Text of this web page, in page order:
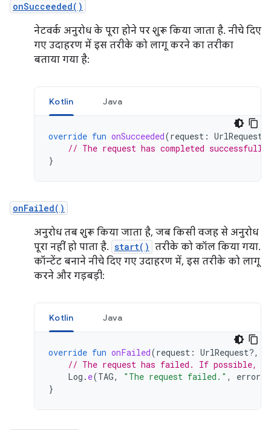
onSucceeded()
नेटवर्क अनुरोध के पूरा होने पर शुरू किया जाता है. नीचे दिए
गए उदाहरण में इस तरीके को लागू करने का तरीका
बताया गया है:
Kotlin Java
override fun onSucceeded(request :
// The request has completed
}
onFailed()
अनुरोध तब शुरू किया जाता है, जब किसी वजह से अनुरोध
पूरा नहीं हो पाता है. start() तरीके को कॉल किया गया.
कॉन्टेंट बनाने नीचे दिए गए उदाहरण में, इस तरीके को लागू
करने और गड़बड़ी:
Kotlin Java
override fun onFailed(request : UrlRequest?,
// The request has failed. If possible,
Log . e(TAG, "The request failed." , error
}